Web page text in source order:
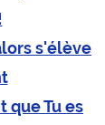
s'élève
que Tu es